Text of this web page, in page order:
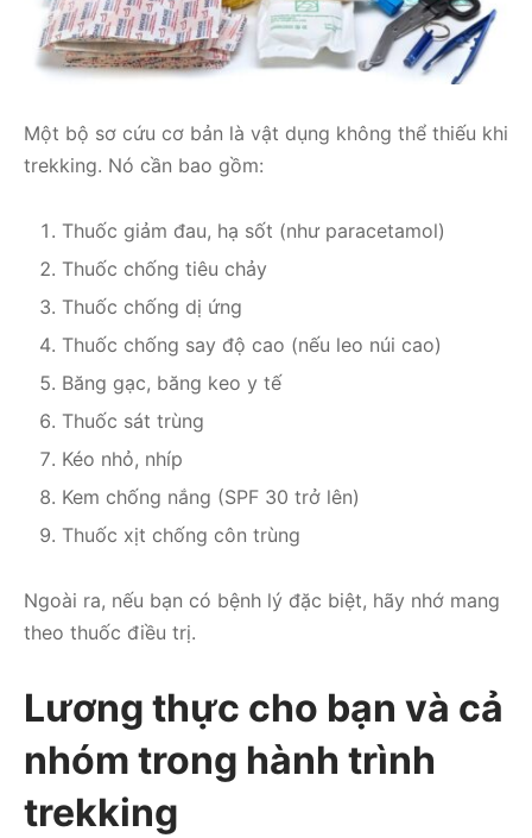
Một bộ sơ cứu cơ bản là vật dụng không thể thiếu khi
trekking. Nó cần bao gồm:
Thuốc giảm đau, hạ sốt (như paracetamol)
Thuốc chống tiêu chảy
Thuốc chống dị ứng
Thuốc chống say độ cao (nếu leo núi cao)
Băng gạc, băng keo y tế
Thuốc sát trùng
Kéo nhỏ, nhíp
Kem chống nắng (SPF 30 trở lên)
Thuốc xịt chống côn trùng
Ngoài ra, nếu bạn có bệnh lý đặc biệt, hãy nhớ mang
theo thuốc điều trị.
Lương thực cho bạn và cả
nhóm trong hành trình
trekking